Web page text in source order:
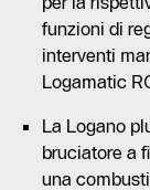
funzioni di
interventi
Logamatic
La Logano
bruciatore a
una